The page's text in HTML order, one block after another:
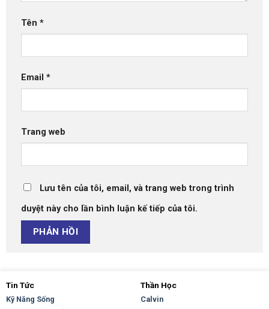
Tên *
Email *
Trang web
Lưu tên của tôi, email, và trang web trong trình
duyệt này cho lần bình luận kế tiếp của tôi.
Tin Tức
Kỹ Năng Sống
Thần Học
Calvin